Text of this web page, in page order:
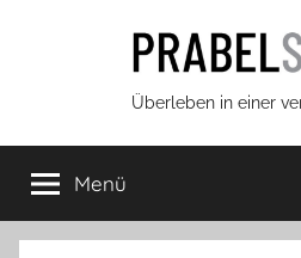
Prabels
Blog
Überleben in einer
Menü